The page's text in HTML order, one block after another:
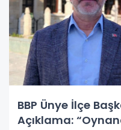
BBP Ünye İlçe
Açıklama: